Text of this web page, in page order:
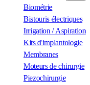
Biométrie
Bistouris électriques
Irrigation / Aspiration
Kits d'implantologie
Membranes
Moteurs de chirurgie
Piezochirurgie